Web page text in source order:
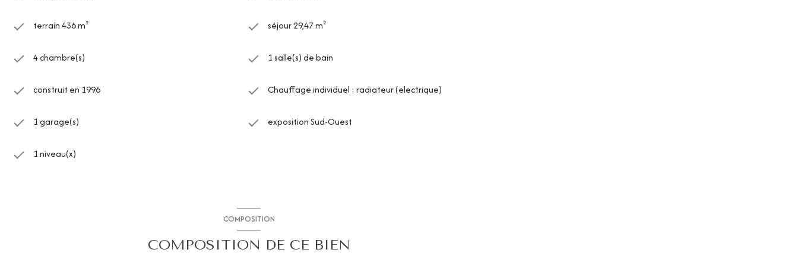
terrain 436 m² séjour 29,47 m²
4 chambre(s) 1 salle(s) de bain
construit en 1996 Chauffage individuel : radiateur (electrique)
1 garage(s) exposition Sud-Ouest
1 niveau(x)
COMPOSITION
COMPOSITION DE CE BIEN